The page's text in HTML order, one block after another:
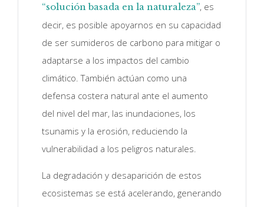
“solución basada en la naturaleza”, es
decir, es posible apoyarnos en su capacidad
de ser sumideros de carbono para mitigar o
adaptarse a los impactos del cambio
climático. También actúan como una
defensa costera natural ante el aumento
del nivel del mar, las inundaciones, los
tsunamis y la erosión, reduciendo la
vulnerabilidad a los peligros naturales.
La degradación y desaparición de estos
ecosistemas se está acelerando, generando